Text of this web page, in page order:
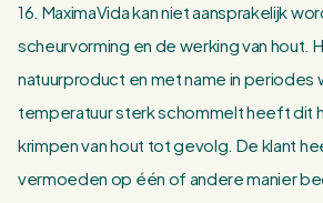
16. MaximaVida kan niet aansprakelijk
scheurvorming en de werking van hout.
natuurproduct en met name in periodes
temperatuur sterk schommelt heeft dit
krimpen van hout tot gevolg. De klant
vermoeden op één of andere manier